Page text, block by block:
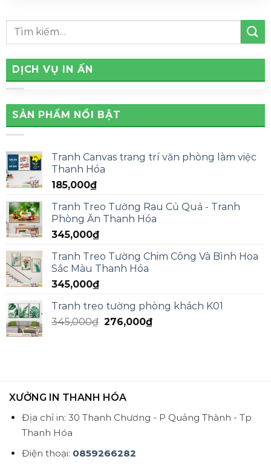
DỊCH VỤ IN ẤN
SẢN PHẨM NỔI BẬT
Tranh Canvas trang trí văn phòng làm việc
Thanh Hóa
185,000₫
Tranh Treo Tường Rau Củ Quả - Tranh
Phòng Ăn Thanh Hóa
345,000₫
Tranh Treo Tường Chim Công Và Bình Hoa
Sắc Màu Thanh Hóa
345,000₫
Tranh treo tường phòng khách K01
345,000₫ 276,000₫
XƯỞNG IN THANH HÓA
Địa chỉ in: 30 Thanh Chương - P Quảng Thành - Tp
Thanh Hóa
Điện thoại: 0859266282